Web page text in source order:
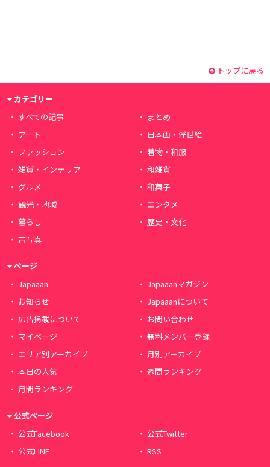
トップに戻る
カテゴリー
すべての記事
まとめ
アート
日本画・浮世絵
ファッション
着物・和服
雑貨・インテリア
和雑貨
グルメ
和菓子
観光・地域
エンタメ
暮らし
歴史・文化
古写真
ページ
Japaaan
Japaaanマガジン
お知らせ
Japaaanについて
広告掲載について
お問い合わせ
マイページ
無料メンバー登録
エリア別アーカイブ
月別アーカイブ
本日の人気
週間ランキング
月間ランキング
公式ページ
公式Facebook
公式Twitter
公式LINE
RSS